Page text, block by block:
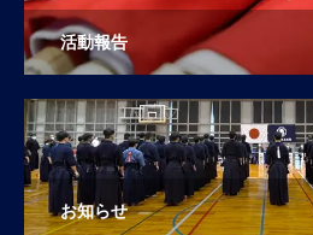
活動報告
お知らせ